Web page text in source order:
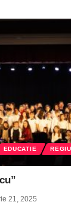
EDUCATIE
21, 2025